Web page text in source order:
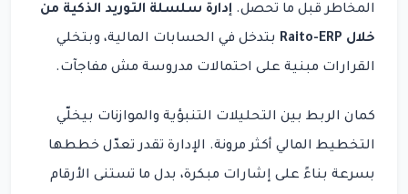
المخاطر قبل ما تحصل. إدارة سلسلة التوريد الذكية من
خلال Raito-ERP
بتدخل في الحسابات المالية، وبتخلي
القرارات مبنية على احتمالات مدروسة مش مفاجآت.
كمان الربط بين التحليلات التنبؤية والموازنات بيخلّي
التخطيط المالي أكثر مرونة. الإدارة تقدر تعدّل خططها
بسرعة بناءً على إشارات مبكرة، بدل ما تستنى الأرقام